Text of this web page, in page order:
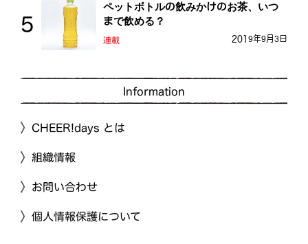
ペットボトルの飲みかけのお茶、いつ
まで飲める？
連載 2019年9月3日
Information
CHEER!days とは
組織情報
お問い合わせ
個人情報保護について